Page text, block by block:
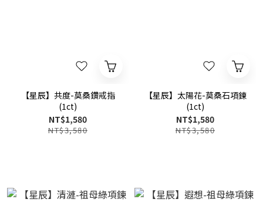
【星辰】共度-莫桑鑽戒指
(1ct)
NT$1,580
NT$3,580
【星辰】太陽花-莫桑石項鍊
(1ct)
NT$1,580
NT$3,580